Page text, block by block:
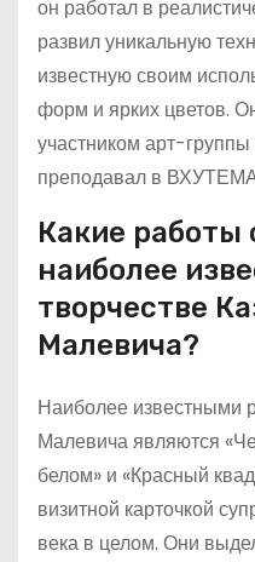
он работал в
развил уникальную
известную своим
форм и ярких цветов.
участником арт-группы
преподавал в
Какие работы
наиболее
творчестве
Малевича?
Наиболее известными
Малевича являются
белом» и «Красный
визитной карточкой
века в целом. Они